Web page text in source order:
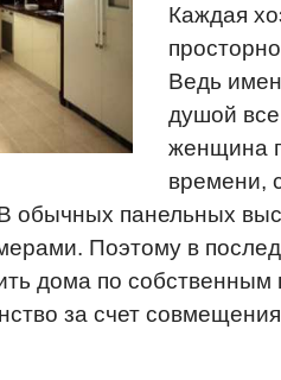
Каждая
Ведь
душой
женщина
времени,
обычных панельных
Поэтому в
дома по собственным
за счет